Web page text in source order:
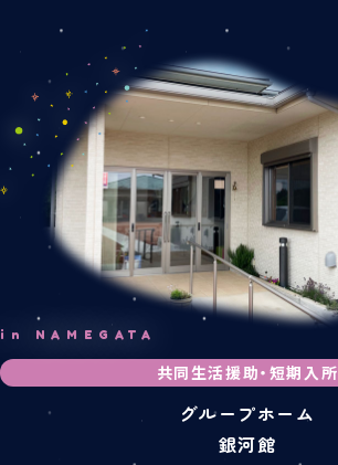
in NAMEGATA
共同生活援助・短期入所
グループホーム
銀河館